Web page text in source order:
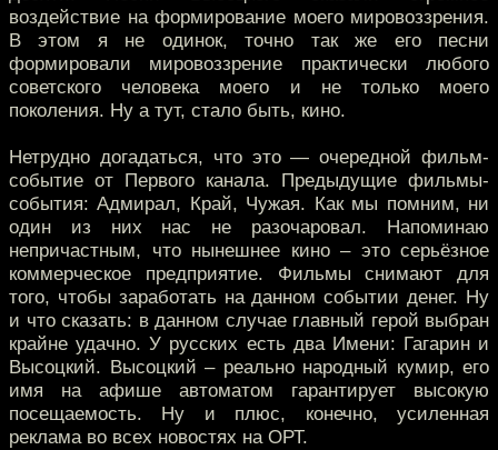
воздействие на формирование моего мировоззрения.
В этом я не одинок, точно так же его песни
формировали мировоззрение практически любого
советского человека моего и не только моего
поколения. Ну а тут, стало быть, кино.
Нетрудно догадаться, что это — очередной фильм-
событие от Первого канала. Предыдущие фильмы-
события: Адмирал, Край, Чужая. Как мы помним, ни
один из них нас не разочаровал. Напоминаю
непричастным, что нынешнее кино – это серьёзное
коммерческое предприятие. Фильмы снимают для
того, чтобы заработать на данном событии денег. Ну
и что сказать: в данном случае главный герой выбран
крайне удачно. У русских есть два Имени: Гагарин и
Высоцкий. Высоцкий – реально народный кумир, его
имя на афише автоматом гарантирует высокую
посещаемость. Ну и плюс, конечно, усиленная
реклама во всех новостях на ОРТ.